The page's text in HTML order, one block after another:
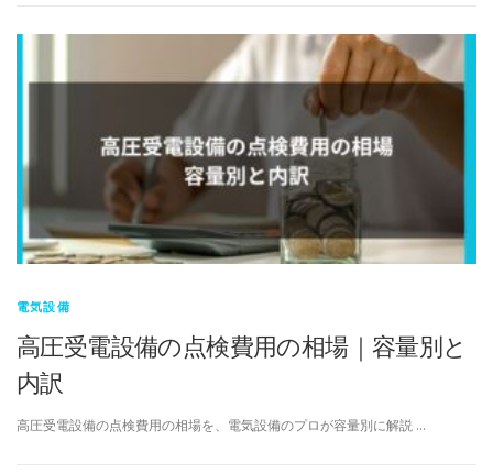
電気設備
高圧受電設備の点検費用の相場｜容量別と
内訳
高圧受電設備の点検費用の相場を、電気設備のプロが容量別に解説 …